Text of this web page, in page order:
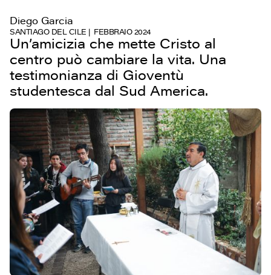
Diego Garcia
SANTIAGO DEL CILE FEBBRAIO 2024
Un’amicizia che mette Cristo al
centro può cambiare la vita. Una
testimonianza di Gioventù
studentesca dal Sud America.